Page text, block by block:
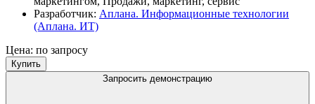
Разработчик: Аплана. Информационные технологии
(Аплана. ИТ)
Цена: по запросу
Купить
Запросить демонстрацию